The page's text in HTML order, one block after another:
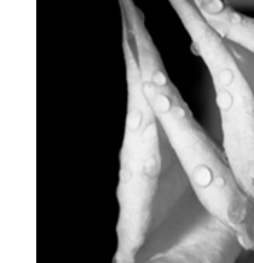
l&apos;image